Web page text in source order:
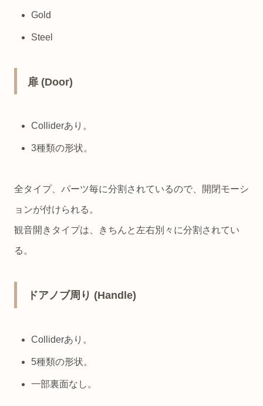
Gold
Steel
扉 (Door)
Colliderあり。
3種類の形状。
全タイプ、パーツ毎に分割されているので、開閉モーシ
ョンが付けられる。
観音開きタイプは、きちんと左右別々に分割されてい
る。
ドアノブ周り (Handle)
Colliderあり。
5種類の形状。
一部裏面なし。